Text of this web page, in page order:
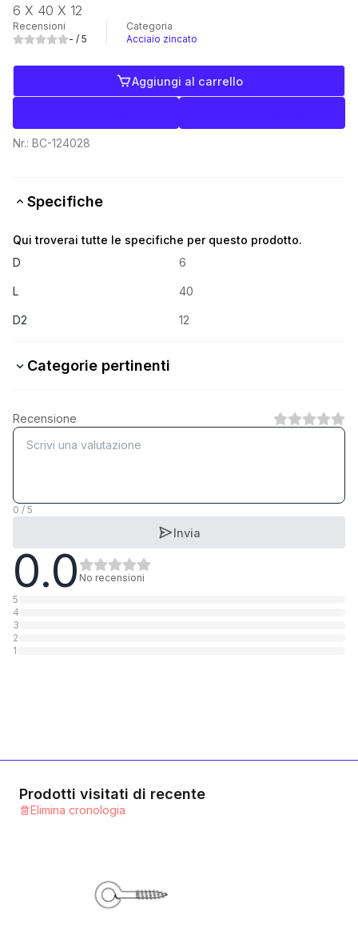
6 X 40 X 12
Recensioni
- / 5
Categoria
Acciaio zincato
Aggiungi al carrello
Nr.: BC-124028
Specifiche
Qui troverai tutte le specifiche per questo prodotto.
D
6
L 40
D2 12
Categorie pertinenti
Stahl verzinkt
1 Categoria
Recensione
0 / 5
Invia
0.0 No recensioni
5
4
3
2
1
Prodotti visitati di recente
Elimina cronologia